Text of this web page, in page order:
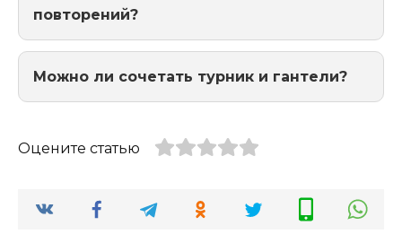
повторений?
Можно ли сочетать турник и гантели?
Оцените статью